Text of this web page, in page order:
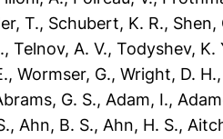
T., Schubert, K. R., Shen,
, Telnov, A. V., Todyshev, K.
, Wormser, G., Wright, D. H.
G. S., Adam, I.,
, Ahn, B. S., Ahn, H. S.,